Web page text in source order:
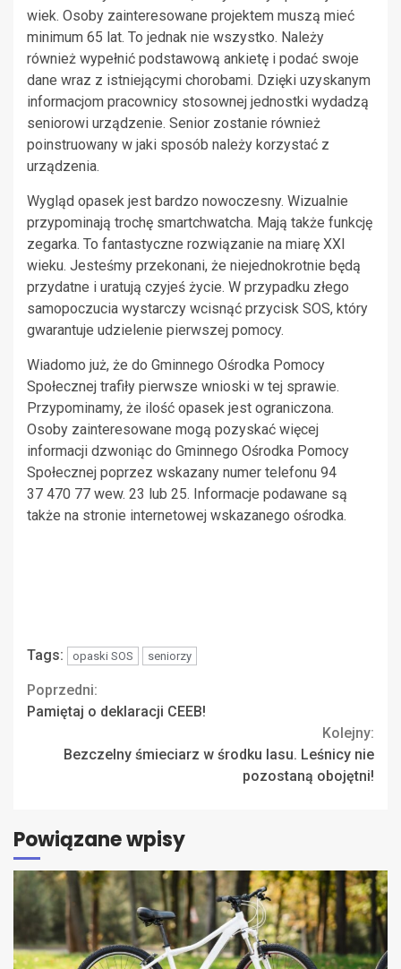
wiek. Osoby zainteresowane projektem muszą mieć
minimum 65 lat. To jednak nie wszystko. Należy
również wypełnić podstawową ankietę i podać swoje
dane wraz z istniejącymi chorobami. Dzięki uzyskanym
informacjom pracownicy stosownej jednostki wydadzą
seniorowi urządzenie. Senior zostanie również
poinstruowany w jaki sposób należy korzystać z
urządzenia.
Wygląd opasek jest bardzo nowoczesny. Wizualnie
przypominają trochę smartchwatcha. Mają także funkcję
zegarka. To fantastyczne rozwiązanie na miarę XXI
wieku. Jesteśmy przekonani, że niejednokrotnie będą
przydatne i uratują czyjeś życie. W przypadku złego
samopoczucia wystarczy wcisnąć przycisk SOS, który
gwarantuje udzielenie pierwszej pomocy.
Wiadomo już, że do Gminnego Ośrodka Pomocy
Społecznej trafiły pierwsze wnioski w tej sprawie.
Przypominamy, że ilość opasek jest ograniczona.
Osoby zainteresowane mogą pozyskać więcej
informacji dzwoniąc do Gminnego Ośrodka Pomocy
Społecznej poprzez wskazany numer telefonu 94
37 470 77 wew. 23 lub 25. Informacje podawane są
także na stronie internetowej wskazanego ośrodka.
Tags: opaski SOS seniorzy
Continue
Reading
Poprzedni:
Pamiętaj o deklaracji CEEB!
Kolejny:
Bezczelny śmieciarz w środku lasu. Leśnicy nie
pozostaną obojętni!
Powiązane wpisy